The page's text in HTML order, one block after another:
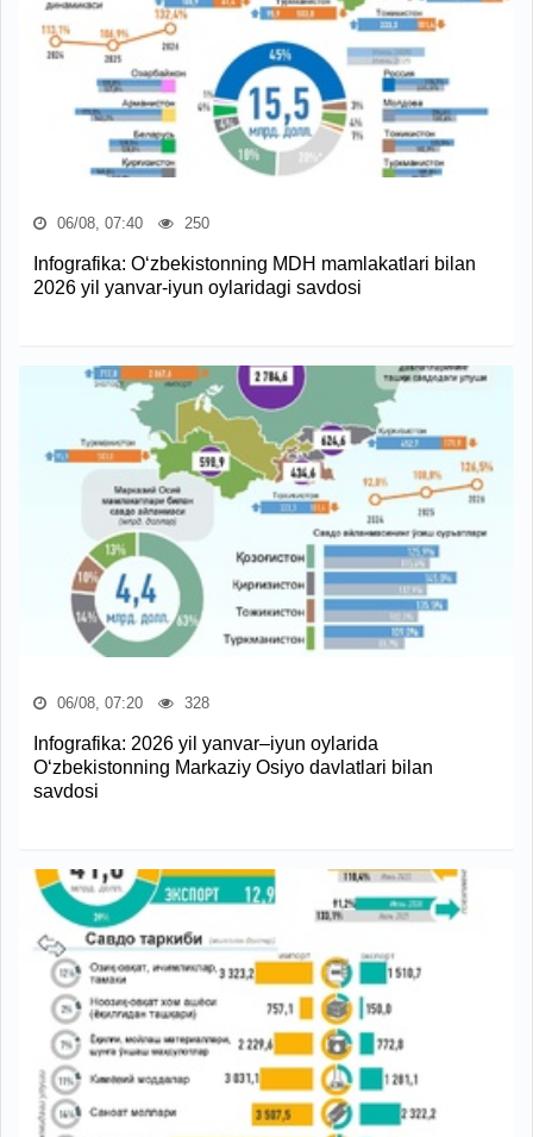
06/08, 07:40 250
Infografika: O‘zbekistonning MDH mamlakatlari bilan
2026 yil yanvar-iyun oylaridagi savdosi
06/08, 07:20 328
Infografika: 2026 yil yanvar–iyun oylarida
O‘zbekistonning Markaziy Osiyo davlatlari bilan
savdosi